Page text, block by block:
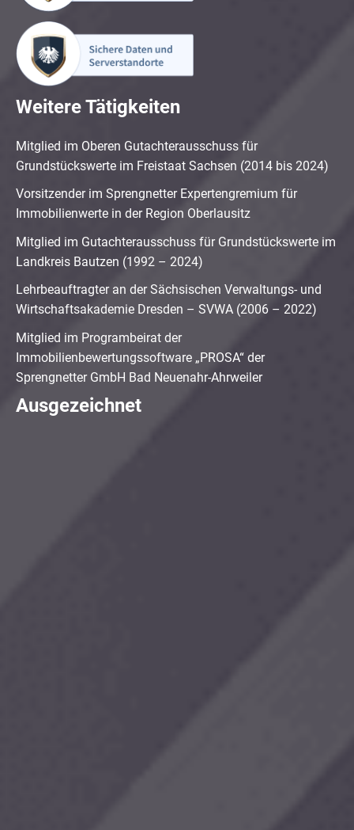
Weitere Tätigkeiten
Mitglied im Oberen Gutachterausschuss für
Grundstückswerte im Freistaat Sachsen (2014 bis 2024)
Vorsitzender im Sprengnetter Expertengremium für
Immobilienwerte in der Region Oberlausitz
Mitglied im Gutachterausschuss für Grundstückswerte im
Landkreis Bautzen (1992 – 2024)
Lehrbeauftragter an der Sächsischen Verwaltungs- und
Wirtschaftsakademie Dresden – SVWA (2006 – 2022)
Mitglied im Programbeirat der
Immobilienbewertungssoftware „PROSA“ der
Sprengnetter GmbH Bad Neuenahr-Ahrweiler
Ausgezeichnet